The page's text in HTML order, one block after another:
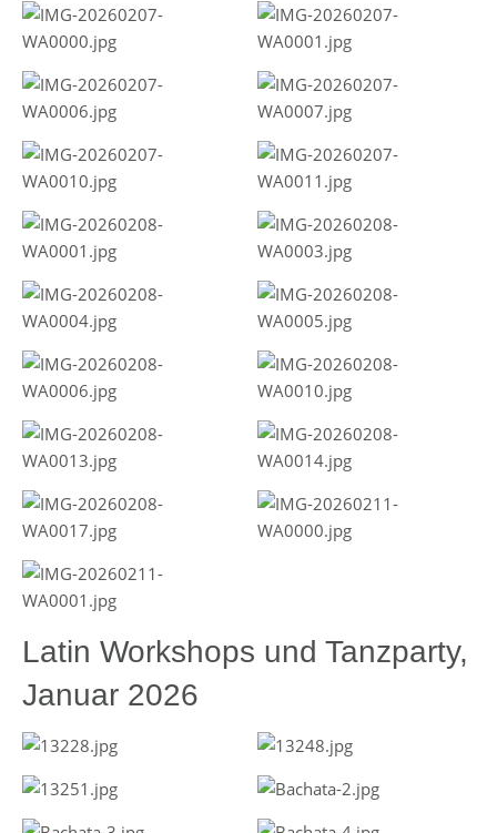
Latin Workshops und Tanzparty,
Januar 2026